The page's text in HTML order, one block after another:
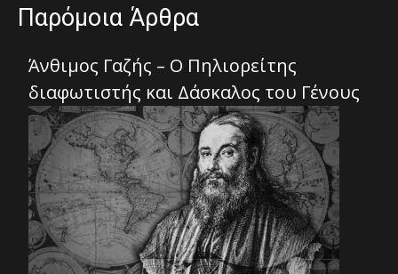
Παρόμοια Άρθρα
Άνθιμος Γαζής – Ο Πηλιορείτης
διαφωτιστής και Δάσκαλος του Γένους